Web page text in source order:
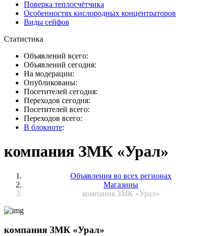
Поверка теплосчётчика
Особенностях кислородных концентраторов
Виды сейфов
Статистика
Объявлений всего:
Объявлений сегодня:
На модерации:
Опубликованы:
Посетителей сегодня:
Переходов сегодня:
Посетителей всего:
Переходов всего:
В блокноте:
компания ЗМК «Урал»
Объявления во всех регионах
Магазины
компания ЗМК «Урал»
компания ЗМК «Урал»